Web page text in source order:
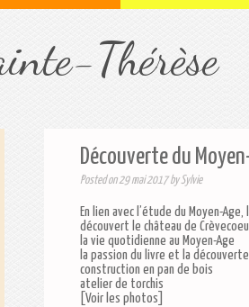
Thérèse
Découverte du
Posted on29 mai 2017 bySylvie
En lien avec l’étude du Moyen-
découvert le château de
la vie quotidienne au Moyen-Age
la passion du livre et la
construction en pan de bois
atelier de torchis
[Voir les photos]